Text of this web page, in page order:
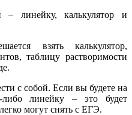
– линейку, калькулятор и
взять калькулятор,
таблицу растворимости
с собой. Если вы будете на
либо линейку – это будет
могут снять с ЕГЭ.